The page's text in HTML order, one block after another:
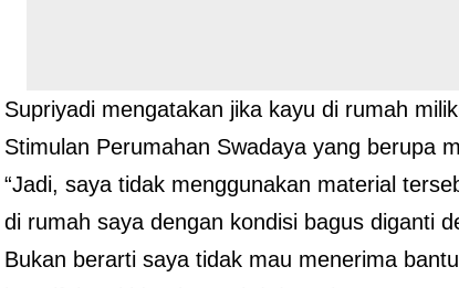
Supriyadi mengatakan jika kayu di rumah
Stimulan Perumahan Swadaya yang berupa
“Jadi, saya tidak menggunakan material
di rumah saya dengan kondisi bagus diganti
Bukan berarti saya tidak mau menerima